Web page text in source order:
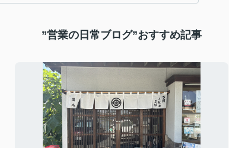
”営業の日常ブログ”おすすめ記事